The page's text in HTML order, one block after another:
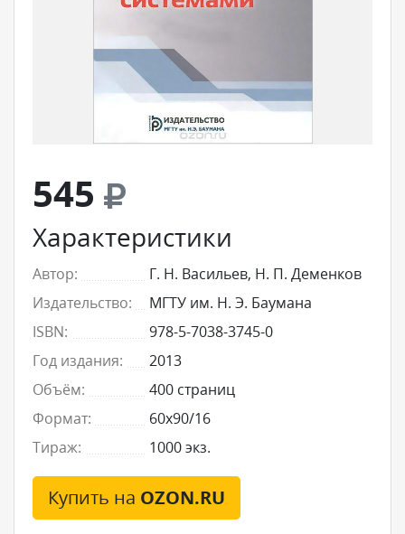
545
Характеристики
Автор:
Г. Н. Васильев, Н. П. Деменков
Издательство:
МГТУ им. Н. Э. Баумана
ISBN:
978-5-7038-3745-0
Год издания:
2013
Объём:
400 страниц
Формат:
60x90/16
Тираж:
1000 экз.
Купить на OZON.RU